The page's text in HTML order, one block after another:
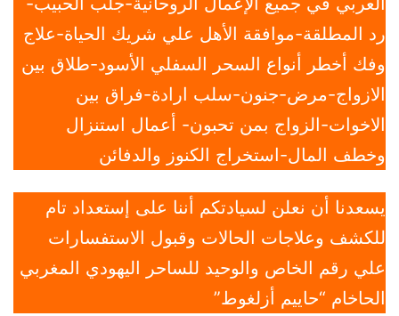
رد المطلقة-موافقة الأهل علي شريك الحياة-علاج
وفك أخطر أنواع السحر السفلي الأسود-طلاق بين
الازواج-مرض-جنون-سلب ارادة-فراق بين
الاخوات-الزواج بمن تحبون- أعمال استنزال
وخطف المال-استخراج الكنوز والدفائن
يسعدنا أن نعلن لسيادتكم أننا على إستعداد تام
للكشف وعلاجات الحالات وقبول الاستفسارات
علي رقم الخاص والوحيد للساحر اليهودي المغربي
الحاخام “حاييم أزلغوط”